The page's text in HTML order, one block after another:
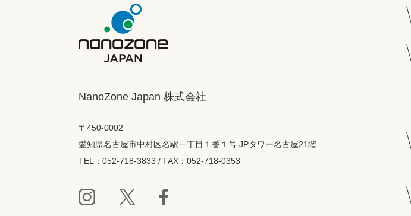
NanoZone Japan 株式会社
〒450-0002
愛知県名古屋市中村区名駅一丁目１番１号 JPタワー名古屋21階
TEL：052-718-3833 / FAX：052-718-0353